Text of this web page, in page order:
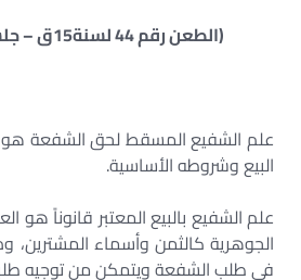
(الطعن رقم 44 لسنة15ق – جلسة 7/3/1946)
علم الشفيع المسقط لحق الشفعة هو
البيع وشروطه الأساسية.
علم الشفيع بالبيع المعتبر قانوناً هو
الجوهرية كالثمن وأسماء
في طلب الشفعة ويتمكن من توجيه